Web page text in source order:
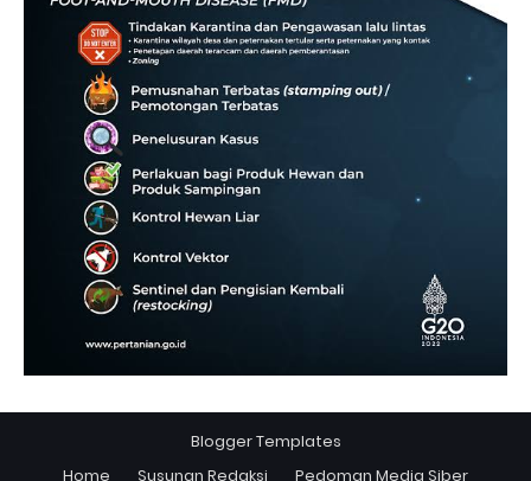
Blogger Templates
Home
Susunan Redaksi Pedoman Media Siber